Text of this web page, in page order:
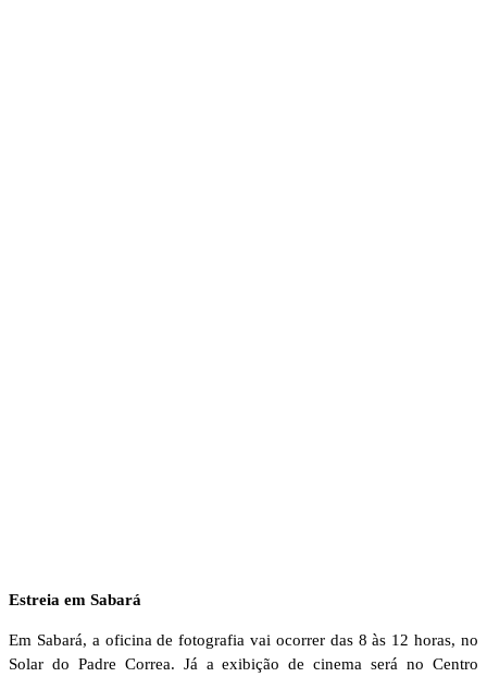
Estreia em Sabará
Em Sabará, a oficina de fotografia vai ocorrer das 8 às 12 horas, no
Solar do Padre Correa. Já a exibição de cinema será no Centro